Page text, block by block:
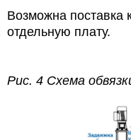
Возможна поставка
отдельную плату.
Рис. 4 Схема